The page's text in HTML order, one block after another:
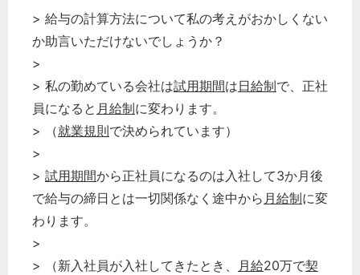
> 給与の計算方法について私の考えがおかしくない
か助言いただけないでしょうか？
>
> 私の勤めている会社は試用期間は日給制で、正社
員になると 月給制に変わります。
> （就業規則で決められています）
>
> 試用期間から正社員になるのは入社して3か月後
で給与の締日とは一切関係なく途中から 月給制に変
わります。
>
> （新入社員が入社してきたとき、 月給20万で契
選択してください
労務管理